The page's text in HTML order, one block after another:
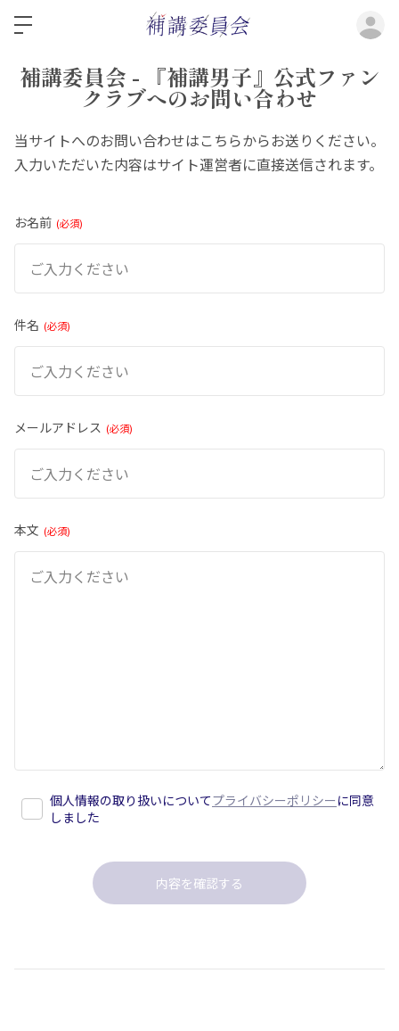
補講委員会 - 『補講男子』公式ファン
クラブへのお問い合わせ
当サイトへのお問い合わせはこちらからお送りください。
入力いただいた内容はサイト運営者に直接送信されます。
お名前 必須
件名 必須
メールアドレス 必須
本文 必須
個人情報の取り扱いについてプライバシーポリシー に同意
しました